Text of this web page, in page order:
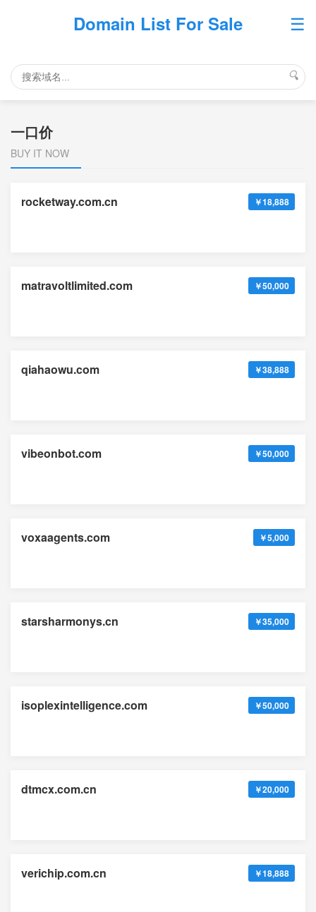
Domain List For Sale ☰
🔍
一口价
BUY IT NOW
rocketway.com.cn ￥18,888
matravoltlimited.com ￥50,000
qiahaowu.com ￥38,888
vibeonbot.com ￥50,000
voxaagents.com ￥5,000
starsharmonys.cn ￥35,000
isoplexintelligence.com ￥50,000
dtmcx.com.cn ￥20,000
verichip.com.cn ￥18,888